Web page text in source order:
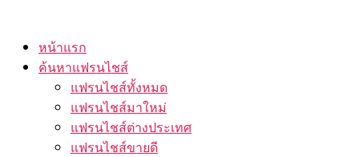
content
หน้าแรก
ค้นหาแฟรนไชส์
แฟรนไชส์ทั้งหมด
แฟรนไชส์มาใหม่
แฟรนไชส์ต่างประเทศ
แฟรนไชส์ขายดี